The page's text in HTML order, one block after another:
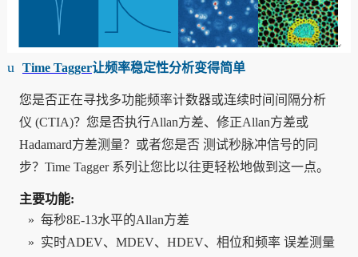
u Time Tagger让频率稳定性分析变得简单
您是否正在寻找多功能频率计数器或连续时间间隔分析
仪 (CTIA)？您是否执行Allan方差、修正Allan方差或
Hadamard方差测量？或者您是否 测试秒脉冲信号的同
步？Time Tagger 系列让您比以往更轻松地做到这一点。
主要功能:
» 每秒8E-13水平的Allan方差
» 实时ADEV、MDEV、HDEV、相位和频率 误差测量